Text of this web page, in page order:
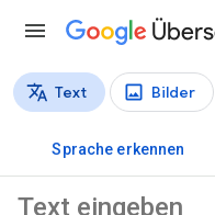
Übersetzungstypen
Text Bilder
Sprache erkennen